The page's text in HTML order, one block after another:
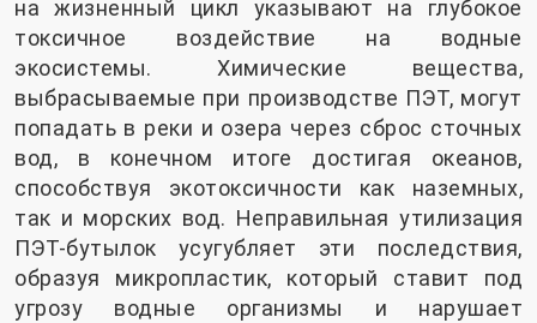
на жизненный цикл указывают на глубокое
токсичное воздействие на водные
экосистемы. Химические вещества,
выбрасываемые при производстве ПЭТ, могут
попадать в реки и озера через сброс сточных
вод, в конечном итоге достигая океанов,
способствуя экотоксичности как наземных,
так и морских вод. Неправильная утилизация
ПЭТ-бутылок усугубляет эти последствия,
образуя микропластик, который ставит под
угрозу водные организмы и нарушает